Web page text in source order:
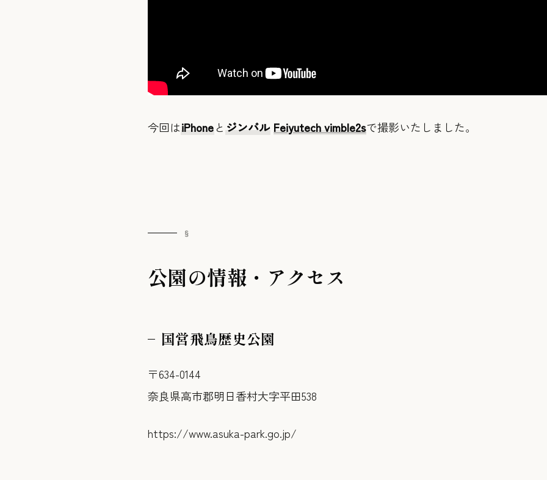
今回はiPhoneと ジンバル Feiyutech vimble2sで撮影いたしました。
公園の情報・アクセス
国営飛鳥歴史公園
〒634-0144
奈良県高市郡明日香村大字平田538
https://www.asuka-park.go.jp/